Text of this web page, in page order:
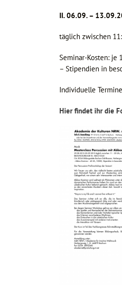
II. 06.09. –
täglich zwischen
Seminar-Kosten: je
– Stipendien in
Individuelle
Hier findet ihr die